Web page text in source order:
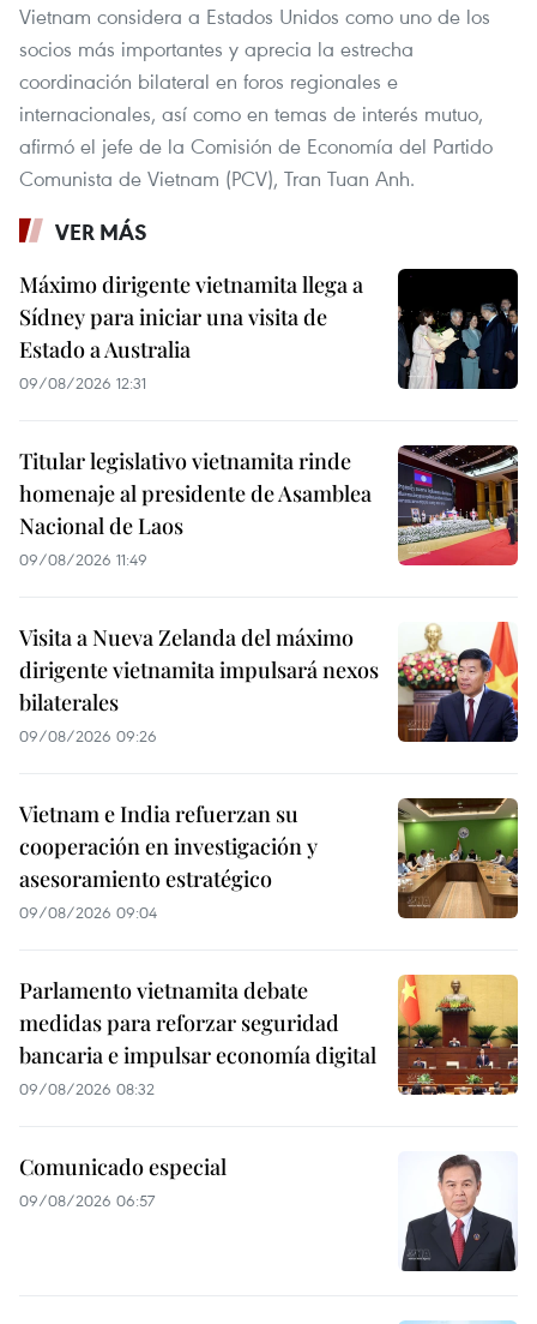
Vietnam considera a Estados Unidos como uno de los
socios más importantes y aprecia la estrecha
coordinación bilateral en foros regionales e
internacionales, así como en temas de interés mutuo,
afirmó el jefe de la Comisión de Economía del Partido
Comunista de Vietnam (PCV), Tran Tuan Anh.
VER MÁS
Máximo dirigente vietnamita llega a
Sídney para iniciar una visita de
Estado a Australia
09/08/2026 12:31
Titular legislativo vietnamita rinde
homenaje al presidente de Asamblea
Nacional de Laos
09/08/2026 11:49
Visita a Nueva Zelanda del máximo
dirigente vietnamita impulsará nexos
bilaterales
09/08/2026 09:26
Vietnam e India refuerzan su
cooperación en investigación y
asesoramiento estratégico
09/08/2026 09:04
Parlamento vietnamita debate
medidas para reforzar seguridad
bancaria e impulsar economía digital
09/08/2026 08:32
Comunicado especial
09/08/2026 06:57